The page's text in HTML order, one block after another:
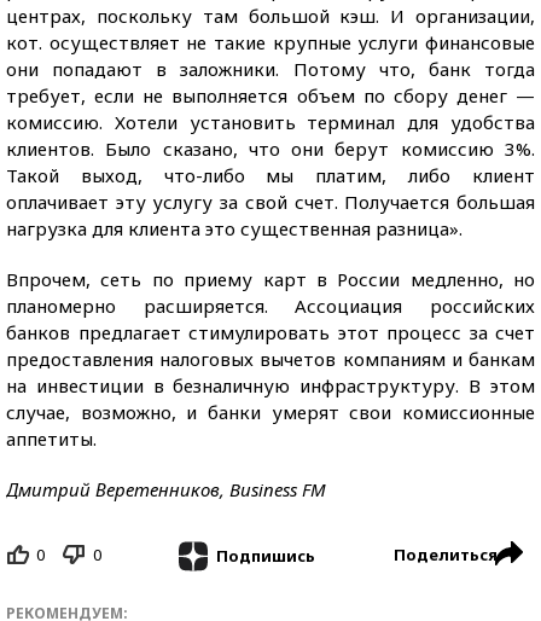
центрах, поскольку там большой кэш. И организации,
кот. осуществляет не такие крупные услуги финансовые
они попадают в заложники. Потому что, банк тогда
требует, если не выполняется объем по сбору денег —
комиссию. Хотели установить терминал для удобства
клиентов. Было сказано, что они берут комиссию 3%.
Такой выход, что-либо мы платим, либо клиент
оплачивает эту услугу за свой счет. Получается большая
нагрузка для клиента это существенная разница».
Впрочем, сеть по приему карт в России медленно, но
планомерно расширяется. Ассоциация российских
банков предлагает стимулировать этот процесс за счет
предоставления налоговых вычетов компаниям и банкам
на инвестиции в безналичную инфраструктуру. В этом
случае, возможно, и банки умерят свои комиссионные
аппетиты.
Дмитрий Веретенников, Business FM
0 0 Подпишись Поделиться
РЕКОМЕНДУЕМ: